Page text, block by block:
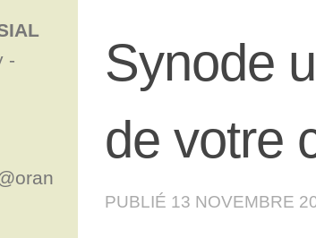
Synode
de votre
PUBLIÉ 13 NOVEMBRE
-